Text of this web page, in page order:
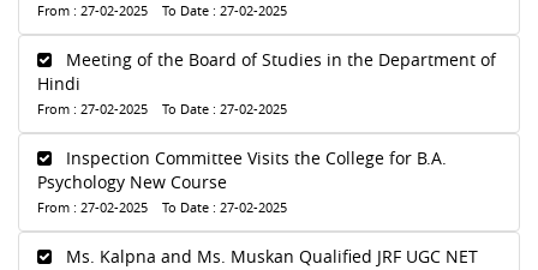
From : 27-02-2025 To Date : 27-02-2025
Meeting of the Board of Studies in the Department of
Hindi
From : 27-02-2025 To Date : 27-02-2025
Inspection Committee Visits the College for B.A.
Psychology New Course
From : 27-02-2025 To Date : 27-02-2025
Ms. Kalpna and Ms. Muskan Qualified JRF UGC NET